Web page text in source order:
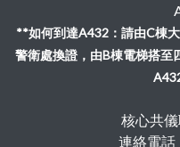
**如何到達A432：請由C棟
警衛處換證，由B棟電梯搭至
核心共
連絡電